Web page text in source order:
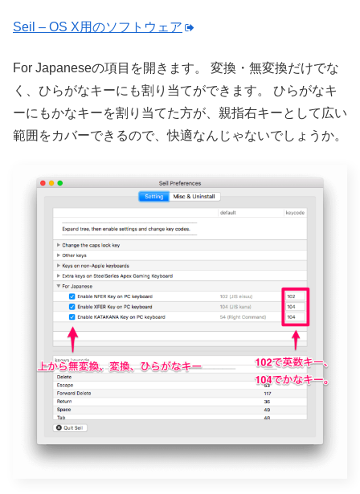
Seil – OS X用のソフトウェア
For Japaneseの項目を開きます。
変換・無変換だけでな
く、ひらがなキーにも割り当てができます。
ひらがなキ
ーにもかなキーを割り当てた方が、親指右キーとして広い
範囲をカバーできるので、快適なんじゃないでしょうか。